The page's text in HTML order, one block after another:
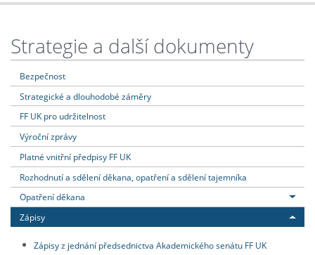
Strategie a další dokumenty
Bezpečnost
Strategické a dlouhodobé záměry
FF UK pro udržitelnost
Výroční zprávy
Platné vnitřní předpisy FF UK
Rozhodnutí a sdělení děkana, opatření a sdělení tajemníka
Opatření děkana
Zápisy
Zápisy z jednání předsednictva Akademického senátu FF UK